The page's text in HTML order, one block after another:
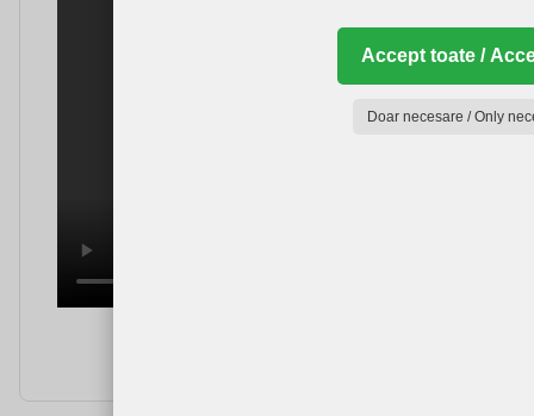
Accept toate /
Doar necesare / Only